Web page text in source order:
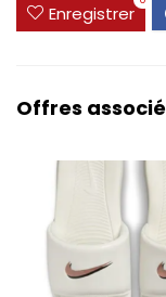
Enregistrer
Offres